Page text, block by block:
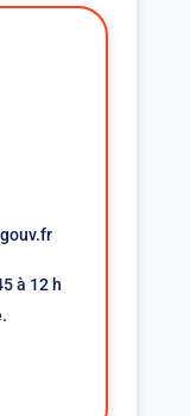
à 12 h